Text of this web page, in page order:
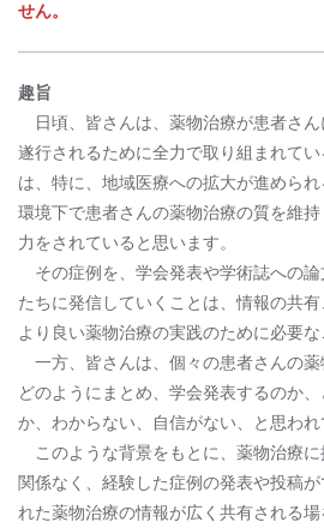
せん。
趣旨
⽇頃、皆さんは、薬物治療が患者さん
遂⾏されるために全⼒で取り組まれて
は、特に、地域医療への拡⼤が進めら
環境下で患者さんの薬物治療の質を維
⼒をされていると思います。
その症例を、学会発表や学術誌への論
たちに発信していくことは、情報の共
より良い薬物治療の実践のために必要な
⼀⽅、皆さんは、個々の患者さんの薬
どのようにまとめ、学会発表するのか
か、わからない、⾃信がない、と思われ
このような背景をもとに、薬物治療に
関係なく、経験した症例の発表や投稿
れた薬物治療の情報が広く共有される